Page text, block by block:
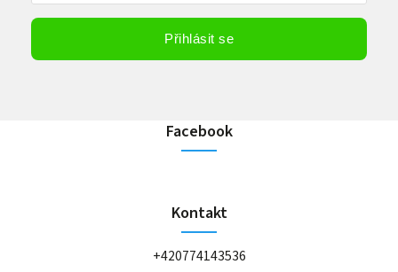
Přihlásit se
Facebook
Kontakt
+420774143536